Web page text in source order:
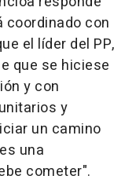
coordinado con
el líder del PP,
que se hiciese
y con
y
un camino
una
cometer".